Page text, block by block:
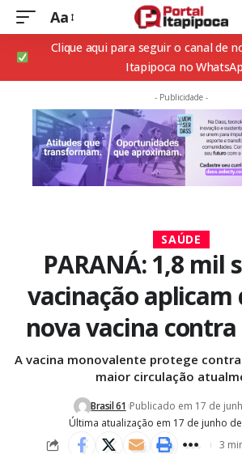
Aa
Clique aqui para seguir o canal de
Itapipoca no
- Publicidade -
SAÚDE
PARANÁ: 1,8 mil
vacinação aplicam
nova vacina contra
A vacina monovalente protege
maior circulação
Última atualização em 17 de junho
Brasil 61 Publicado em 17 de
3